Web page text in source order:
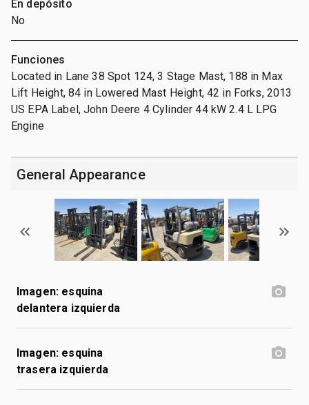
En depósito
No
Funciones
Located in Lane 38 Spot 124, 3 Stage Mast, 188 in Max
Lift Height, 84 in Lowered Mast Height, 42 in Forks, 2013
US EPA Label, John Deere 4 Cylinder 44 kW 2.4 L LPG
Engine
General Appearance
Imagen: esquina
delantera izquierda
Imagen: esquina
trasera izquierda